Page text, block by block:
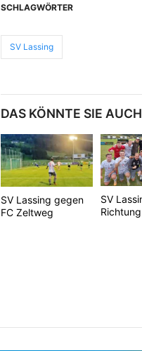
SCHLAGWÖRTER
SV Lassing
DAS KÖNNTE SIE
SV Lassing gegen
FC Zeltweg
SV